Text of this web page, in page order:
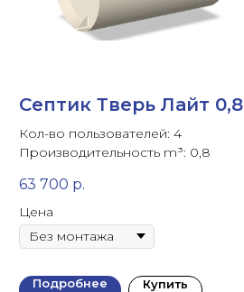
Септик Тверь Лайт 0,8
Кол-во пользователей: 4
Производительность m³: 0,8
63 700 р.
Цена
Подробнее Купить